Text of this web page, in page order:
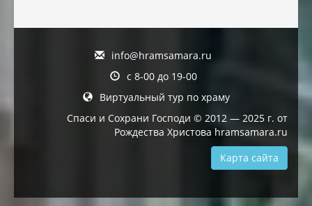
info@hramsamara.ru
с 8-00 до 19-00
Виртуальный тур по храму
Спаси и Сохрани Господи © 2012 — 2025 г. от
Рождества Христова hramsamara.ru
Карта сайта